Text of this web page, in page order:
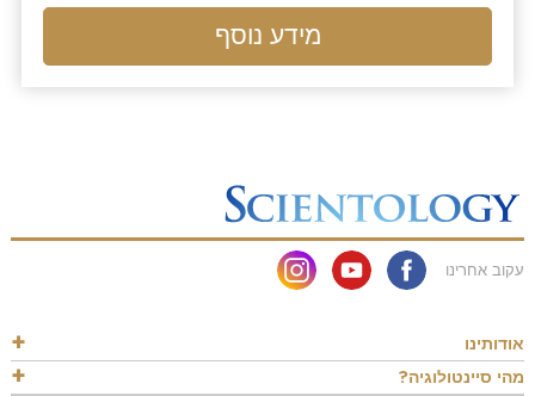
מידע נוסף
עקוב אחרינו
אודותינו
מהי סיינטולוגיה?